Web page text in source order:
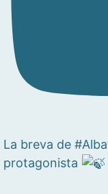
La breva de
protagonista